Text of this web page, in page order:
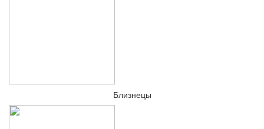
Близнецы